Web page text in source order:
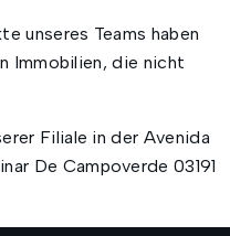
unseres Teams haben
Immobilien, die nicht
Filiale in der Avenida
De Campoverde 03191